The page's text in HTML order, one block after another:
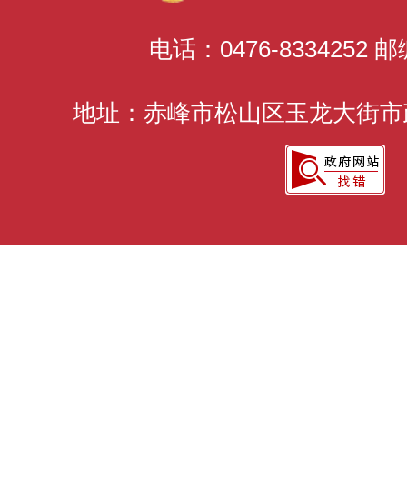
电话：0476-8334252 邮
地址：赤峰市松山区玉龙大街